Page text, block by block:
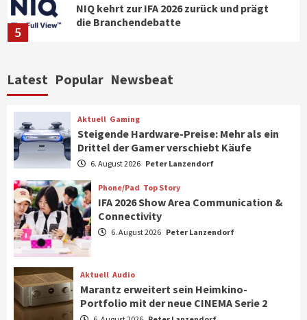
5
NIQ kehrt zur IFA 2026 zurück und prägt
die Branchendebatte
6
CHERRY baut Vertriebsteam in
7
Smart Living Top Story
Verbraucher setzen immer mehr auf
1
Aktuell Gaming
Steigende Hardware-Preise: Mehr als ein
Drittel der Gamer verschiebt Käufe
Phone/Pad Top Story
IFA 2026 Show Area Communication &
Latest Popular Newsbeat
Aktuell Gaming
Steigende Hardware-Preise: Mehr als ein
Drittel der Gamer verschiebt Käufe
6. August 2026 Peter Lanzendorf
Phone/Pad Top Story
IFA 2026 Show Area Communication &
Connectivity
6. August 2026 Peter Lanzendorf
Aktuell Audio
Marantz erweitert sein Heimkino-
Portfolio mit der neue CINEMA Serie 2